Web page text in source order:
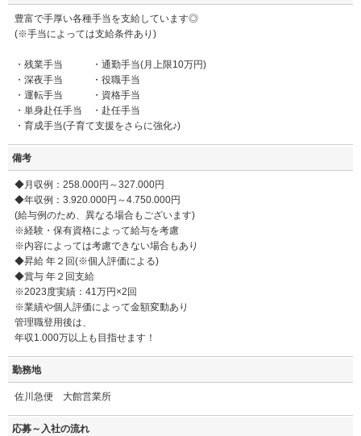
豊富で手厚い各種手当を支給しています◎
(※手当によっては支給条件あり)
・残業手当 ・通勤手当(月上限10万円)
・深夜手当 ・役職手当
・運転手当 ・資格手当
・単身赴任手当 ・赴任手当
・育成手当(子育て支援をさらに強化♪)
備考
◆月収例：258.000円～327.000円
◆年収例：3.920.000円～4.750.000円
(給与例のため、異なる場合もございます)
※経験・保有資格によって給与を考慮
※内容によっては考慮できない場合もあり
◆昇給 年２回(※個人評価による)
◆賞与 年２回支給
※2023度実績：41万円×2回
※業績や個人評価によって金額変動あり
管理職登用後は、
年収1.000万以上も目指せます！
勤務地
佐川急便 大館営業所
応募～入社の流れ